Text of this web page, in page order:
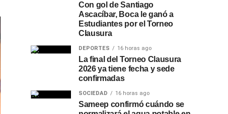
Con gol de Santiago
Ascacíbar, Boca le ganó a
Estudiantes por el Torneo
Clausura
DEPORTES 16 horas ago
La final del Torneo Clausura
2026 ya tiene fecha y sede
confirmadas
SOCIEDAD 16 horas ago
Sameep confirmó cuándo se